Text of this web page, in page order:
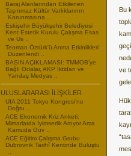
Baraj Alanlarından Etkilenen
Taşınmaz Kültür Varlıklarının
Korunmasına ..
Eskişehir Büyükşehir Belediyesi
Kent Estetik Kurulu Çalışma Esas
ve Us ..
Teoman Öztürk'ü Anma Etkinlikleri
Düzenlendi ..
BASIN AÇIKLAMASI: TMMOB’ye
Bağlı Odalar, AKP İktidarı ve
Yandaş Medyas ..
ULUSLARARASI İLİŞKİLER
UIA 2011 Tokyo Kongresi’ne
Doğru ..
ACE Ekonomik Kriz Anketi:
Mimarlarda İyimserlik Artıyor Ama
Kamuda Güv ..
ACE Eğitim Çalışma Grubu
Dubrovnik Tarihî Kentinde Buluştu
Bu
ve